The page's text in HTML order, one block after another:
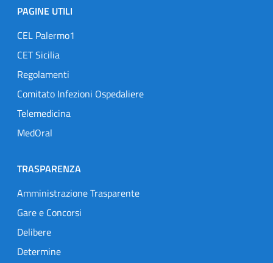
PAGINE UTILI
CEL Palermo1
CET Sicilia
Regolamenti
Comitato Infezioni Ospedaliere
Telemedicina
MedOral
TRASPARENZA
Amministrazione Trasparente
Gare e Concorsi
Delibere
Determine